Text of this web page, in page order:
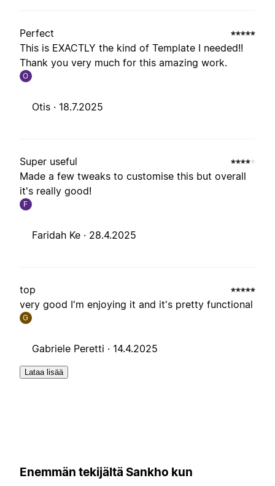
Perfect
This is EXACTLY the kind of Template I needed!!
Thank you very much for this amazing work.
O
Otis · 18.7.2025
Super useful
Made a few tweaks to customise this but overall
it's really good!
F
Faridah Ke · 28.4.2025
top
very good I'm enjoying it and it's pretty functional
G
Gabriele Peretti · 14.4.2025
Lataa lisää
Enemmän tekijältä Sankho kun